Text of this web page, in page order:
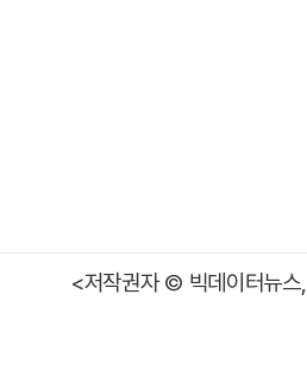
<저작권자 © 빅데이터뉴